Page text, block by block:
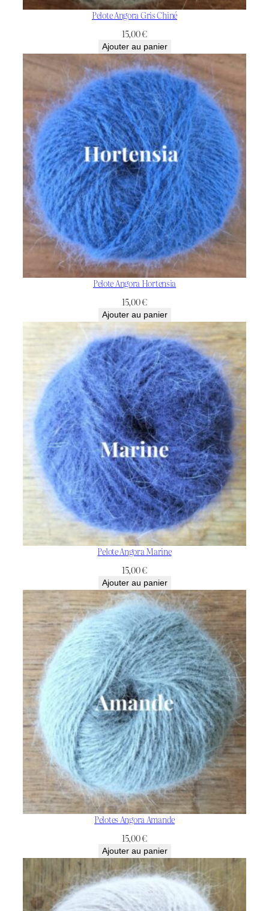
Pelote Angora Gris Chiné
15,00€
Ajouter au panier
Pelote Angora Hortensia
15,00€
Ajouter au panier
Pelote Angora Marine
15,00€
Ajouter au panier
Pelotes Angora Amande
15,00€
Ajouter au panier